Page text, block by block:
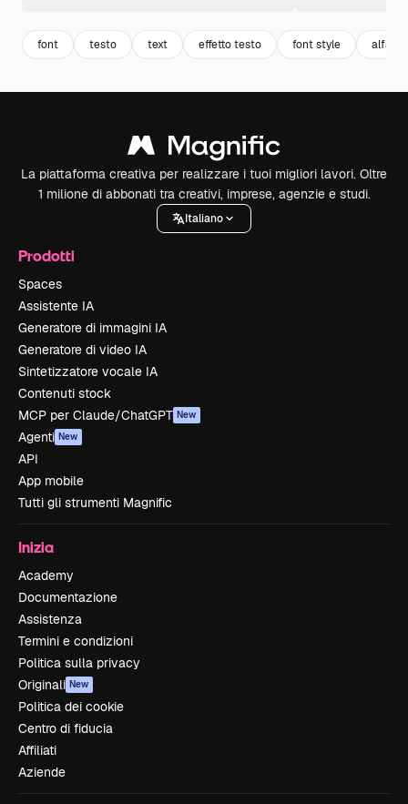
font testo text effetto testo font style
La piattaforma creativa per realizzare i tuoi migliori lavori. Oltre
1 milione di abbonati tra creativi, imprese, agenzie e studi.
Italiano
Prodotti
Spaces
Assistente IA
Generatore di immagini IA
Generatore di video IA
Sintetizzatore vocale IA
Contenuti stock
MCP per Claude/ChatGPT New
Agenti New
API
App mobile
Tutti gli strumenti Magnific
Inizia
Academy
Documentazione
Assistenza
Termini e condizioni
Politica sulla privacy
Originali New
Politica dei cookie
Centro di fiducia
Affiliati
Aziende